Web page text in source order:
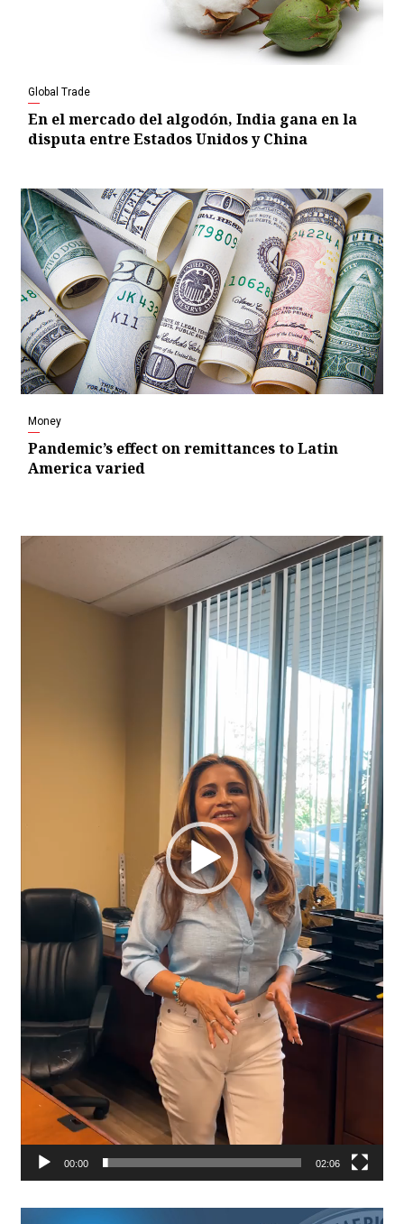
Global Trade
En el mercado del algodón, India gana en la
disputa entre Estados Unidos y China
Money
Pandemic’s effect on remittances to Latin
America varied
Video
00:00 02:06